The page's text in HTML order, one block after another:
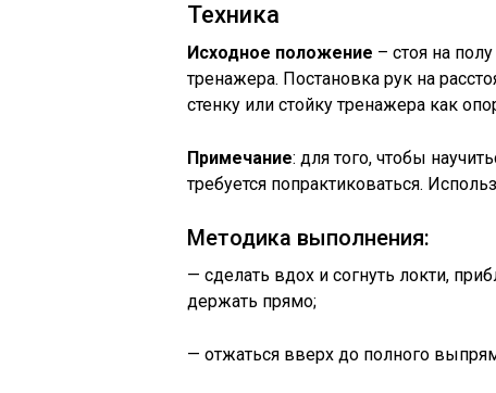
Техника
Исходное положение – стоя на
тренажера. Постановка рук на
стенку или стойку тренажера как
Примечание: для того, чтобы
требуется попрактиковаться.
Методика выполнения:
— сделать вдох и согнуть локти,
держать прямо;
— отжаться вверх до полного